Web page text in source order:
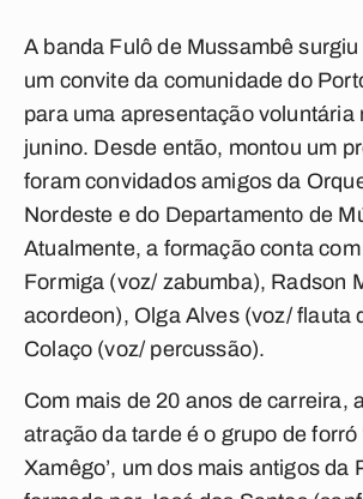
A banda Fulô de Mussambê
um convite da comunidade do
para uma apresentação voluntária
junino. Desde então, montou um
foram convidados amigos da
Nordeste e do Departamento de
Atualmente, a formação conta
Formiga (voz/ zabumba), Radson
acordeon), Olga Alves (voz/ flauta
Colaço (voz/ percussão).
Com mais de 20 anos de carreira,
atração da tarde é o grupo de forró
Xamêgo’, um dos mais antigos da